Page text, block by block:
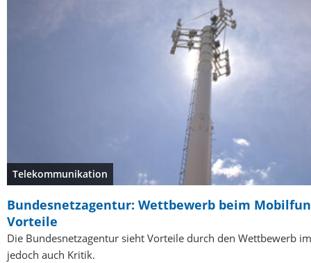
Telekommunikation
Bundesnetzagentur: Wettbewerb beim
Vorteile
Die Bundesnetzagentur sieht Vorteile durch den Wettbewerb
jedoch auch Kritik.